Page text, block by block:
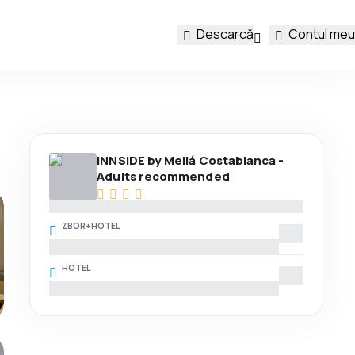
Descarcă Contul meu
INNSiDE by Meliá Costablanca -
Adults recommended
ZBOR+HOTEL
HOTEL